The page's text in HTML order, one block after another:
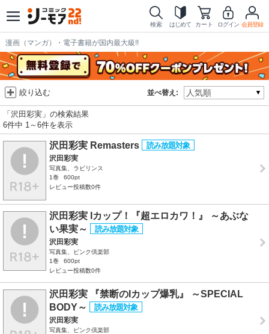
検索 はじめて カート ログイン 会員登録
漫画（マンガ）・電子書籍が国内最大級!!
並べ替え:
絞り込む
「沢田彩実」の検索結果
6件中 1～6件を表示
沢田彩実 Remasters
沢田彩実
写真集、ラビリンス
1巻
600pt
レビュー投稿数0件
沢田彩実 Iカップ！『超エロカワ！』 ～あぶな
い果実～
沢田彩実
写真集、ピンク倶楽部
1巻
600pt
レビュー投稿数0件
沢田彩実 『禁断のIカップ爆乳』 ～SPECIAL
BODY～
沢田彩実
写真集、ピンク倶楽部